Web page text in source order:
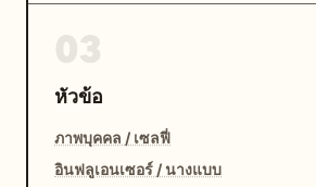
หัวข้อ
ภาพบุคคล / เซลฟี่
อินฟลูเอนเซอร์ / นางแบบ